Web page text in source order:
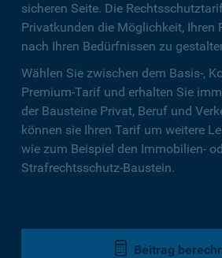
sicheren Seite. Die
Privatkunden die Möglichkeit, Ihren
nach Ihren Bedürfnissen zu
Wählen Sie zwischen dem Basis-,
Premium-Tarif und erhalten Sie
der Bausteine Privat, Beruf und
können sie Ihren Tarif um weitere
wie zum Beispiel den Immobilien-
Strafrechtsschutz-Baustein.
Beitrag